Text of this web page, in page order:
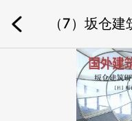
（7）坂仓